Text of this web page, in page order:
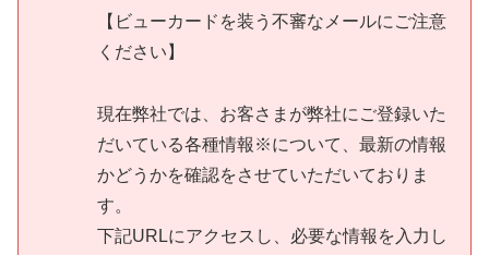
【ビューカードを装う不審なメールにご注意
ください】
現在弊社では、お客さまが弊社にご登録いた
だいている各種情報※について、最新の情報
かどうかを確認をさせていただいておりま
す。
下記URLにアクセスし、必要な情報を入力し